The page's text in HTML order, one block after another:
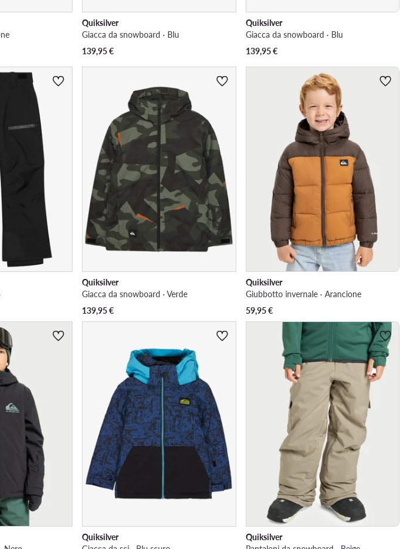
Quiksilver
Giacca da snowboard · Blu
139,95€
Quiksilver
Giacca da snowboard · Blu
139,95€
Quiksilver
Giacca da snowboard · Verde
139,95€
Quiksilver
Giubbotto invernale · Arancione
59,95€
Quiksilver
Quiksilver